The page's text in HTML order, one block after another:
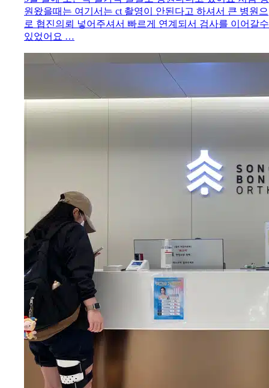
원왔을때는 여기서는 ct 촬영이 안된다고 하셔서 큰 병원으
로 협진의뢰 넣어주셔서 빠르게 연계되서 검사를 이어갈수
있었어요 …